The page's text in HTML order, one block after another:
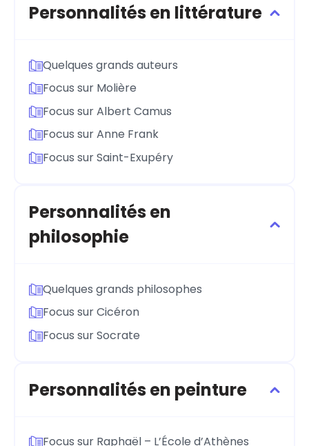
Personnalités en littérature
Quelques grands auteurs
Focus sur Molière
Focus sur Albert Camus
Focus sur Anne Frank
Focus sur Saint-Exupéry
Personnalités en
philosophie
Quelques grands philosophes
Focus sur Cicéron
Focus sur Socrate
Personnalités en peinture
Focus sur Raphaël – L’École d’Athènes